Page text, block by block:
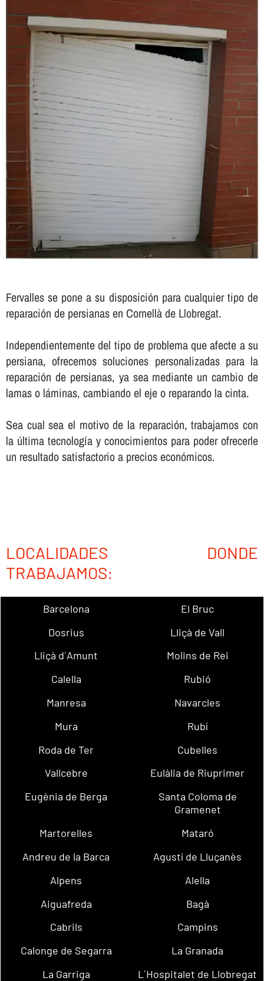
Fervalles se pone a su disposición para cualquier tipo de
reparación de persianas en Cornellà de Llobregat.
Independientemente del tipo de problema que afecte a su
persiana, ofrecemos soluciones personalizadas para la
reparación de persianas, ya sea mediante un cambio de
lamas o láminas, cambiando el eje o reparando la cinta.
Sea cual sea el motivo de la reparación, trabajamos con
la última tecnologí­a y conocimientos para poder ofrecerle
un resultado satisfactorio a precios económicos.
LOCALIDADES DONDE
TRABAJAMOS:
Barcelona
El Bruc
Dosrius
Lliçà de Vall
Lliçà d´Amunt
Molins de Rei
Calella
Rubió
Manresa
Navarcles
Mura
Rubí
Roda de Ter
Cubelles
Vallcebre
Eulàlia de Riuprimer
Eugènia de Berga
Santa Coloma de
Gramenet
Martorelles
Mataró
Andreu de la Barca
Agustí de Lluçanès
Alpens
Alella
Aiguafreda
Bagà
Cabrils
Campins
Calonge de Segarra
La Granada
La Garriga
L´Hospitalet de Llobregat